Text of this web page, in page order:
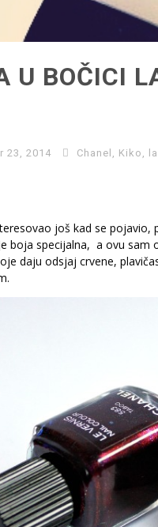
U BOČICI
23, 2014 Chanel , Kiko ,
još kad se
boja specijalna, a ovu
daju odsjaj crvene,